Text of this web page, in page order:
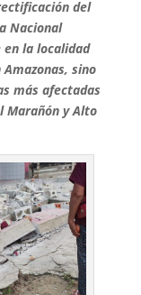
del
Nacional
en la localidad
sino
más afectadas
Marañón y Alto